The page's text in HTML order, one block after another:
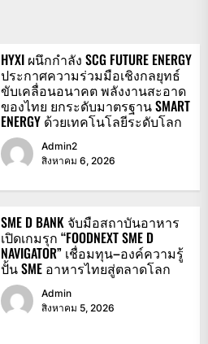
HYXI ผนึกกำลัง SCG FUTURE ENERGY
ประกาศความร่วมมือเชิงกลยุทธ์
ขับเคลื่อนอนาคต พลังงานสะอาด
ของไทย ยกระดับมาตรฐาน SMART
ENERGY ด้วยเทคโนโลยีระดับโลก
Admin2
สิงหาคม 6, 2026
SME D BANK จับมือสถาบันอาหาร
เปิดเกมรุก “FOODNEXT SME D
NAVIGATOR” เชื่อมทุน–องค์ความรู้
ปั้น SME อาหารไทยสู่ตลาดโลก
Admin
สิงหาคม 5, 2026